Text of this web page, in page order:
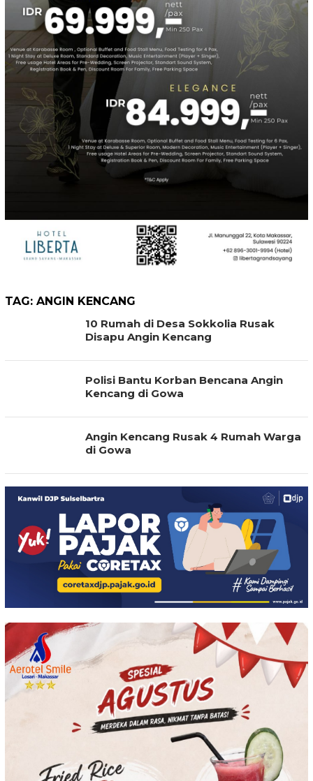
TAG: ANGIN KENCANG
10 Rumah di Desa Sokkolia Rusak
Disapu Angin Kencang
Polisi Bantu Korban Bencana Angin
Kencang di Gowa
Angin Kencang Rusak 4 Rumah Warga
di Gowa